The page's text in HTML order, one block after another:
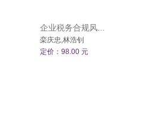
企业税务合规风...
栾庆忠,林浩钊
定价：98.00 元